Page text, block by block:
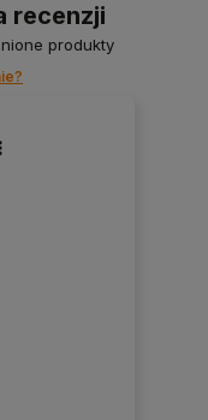
recenzji
produkty